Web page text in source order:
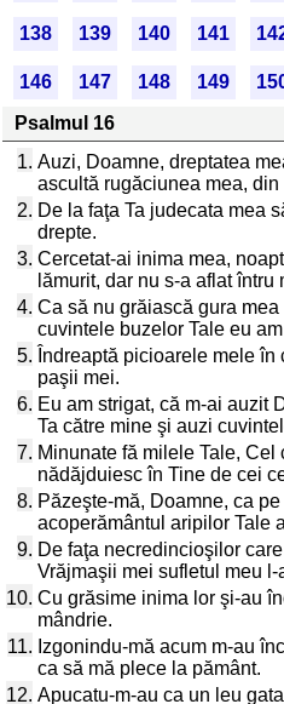
138 139 140 141
146 147 148 149
Psalmul 16
1. Auzi, Doamne, dreptatea
ascultă rugăciunea mea,
2. De la faţa Ta judecata mea
drepte.
3. Cercetat-ai inima mea,
lămurit, dar nu s-a aflat întru
4. Ca să nu grăiască gura
cuvintele buzelor Tale eu
5. Îndreaptă picioarele mele
paşii mei.
6. Eu am strigat, că m-ai auzit
Ta către mine şi auzi
7. Minunate fă milele Tale,
nădăjduiesc în Tine de cei
8. Păzeşte-mă, Doamne, ca
acoperământul aripilor Tale
9. De faţa necredincioşilor
Vrăjmaşii mei sufletul meu l-
10. Cu grăsime inima lor şi-au
mândrie.
11. Izgonindu-mă acum m-au
ca să mă plece la pământ.
12. Apucatu-m-au ca un leu